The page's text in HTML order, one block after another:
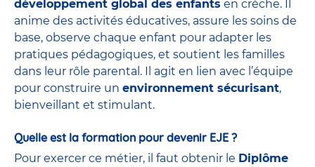
développement global des enfants en crèche. Il
anime des activités éducatives, assure les soins de
base, observe chaque enfant pour adapter les
pratiques pédagogiques, et soutient les familles
dans leur rôle parental. Il agit en lien avec l’équipe
pour construire un environnement sécurisant,
bienveillant et stimulant.
Quelle est la formation pour devenir EJE ?
Pour exercer ce métier, il faut obtenir le Diplôme